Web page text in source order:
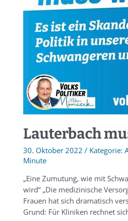
Lauterbach
30. Oktober 2022 /
Minute
„Eine Zumutung, wie mit
wird“ „Die medizinische
Frauen hat sich dramatisch
Grund: Für Kliniken rechnet